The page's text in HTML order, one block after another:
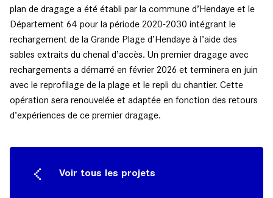
plan de dragage a été établi par la commune d’Hendaye et le
Département 64 pour la période 2020-2030 intégrant le
rechargement de la Grande Plage d’Hendaye à l’aide des
sables extraits du chenal d’accès. Un premier dragage avec
rechargements a démarré en février 2026 et terminera en juin
avec le reprofilage de la plage et le repli du chantier. Cette
opération sera renouvelée et adaptée en fonction des retours
d’expériences de ce premier dragage.
Voir tous les projets